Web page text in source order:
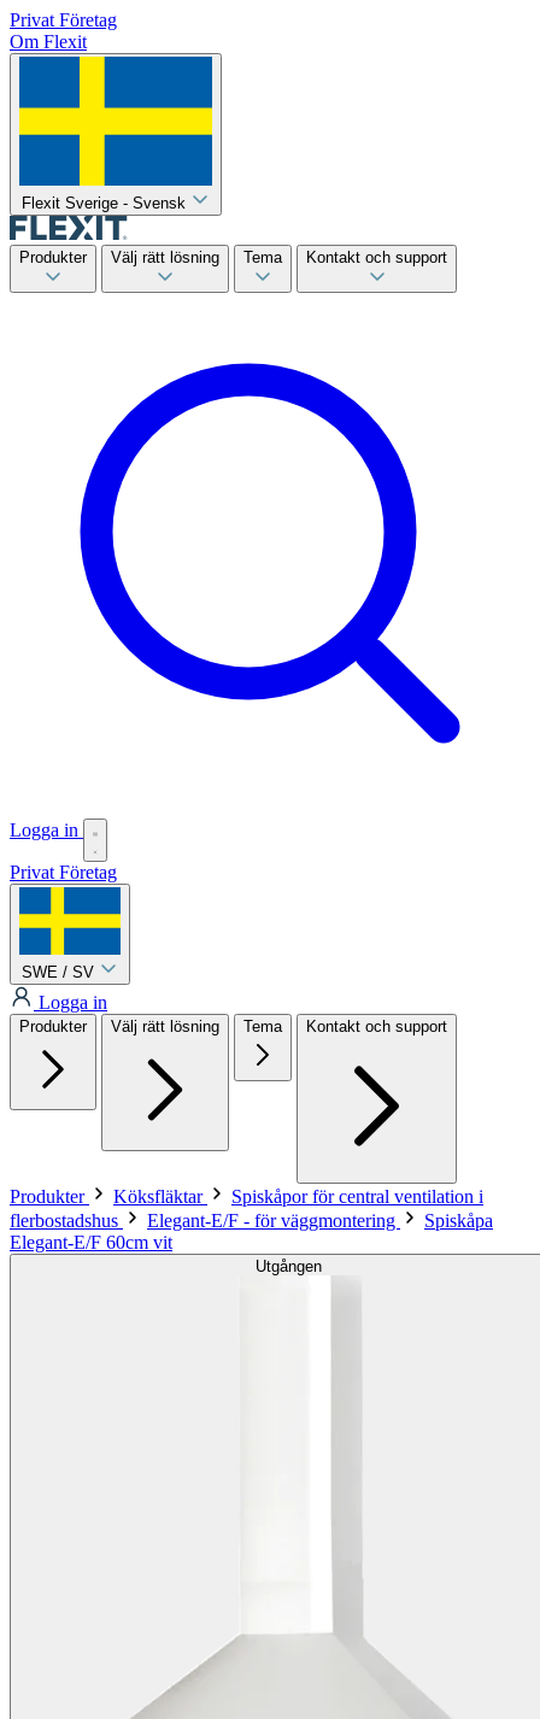
Privat Företag
Om Flexit
Flexit Sverige - Svensk
Produkter Välj rätt lösning Tema Kontakt och support
Logga in
Privat Företag
SWE / SV
Logga in
Produkter Välj rätt lösning Tema Kontakt och support
Produkter Köksfläktar
Spiskåpor för central ventilation i
flerbostadshus
Elegant-E/F - för väggmontering
Spiskåpa
Elegant-E/F 60cm vit
Utgången